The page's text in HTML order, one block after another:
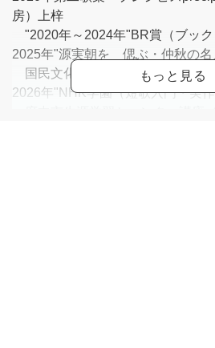
房）上梓
"2020年～2024年"BR賞（ブック
2025年"源実朝を 偲ぶ・仲秋の名
国民文化祭・ながさき「短歌の祭
2026年"NHK学園（短歌入門